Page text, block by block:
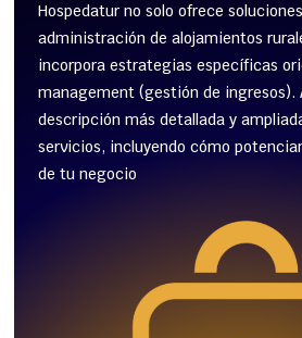
Hospedatur no solo ofrece
administración de alojamientos
incorpora estrategias específicas
management (gestión de ingresos).
descripción más detallada y
servicios, incluyendo cómo
de tu negocio